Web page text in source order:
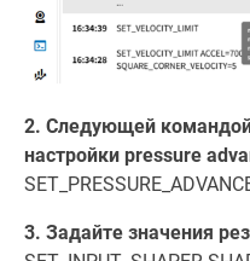
2. Следующей
настройки pressure
3. Задайте значения